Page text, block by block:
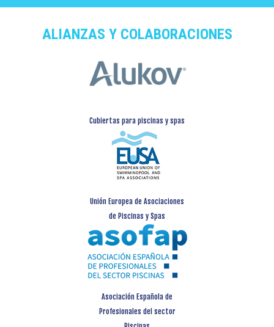
ALIANZAS Y COLABORACIONES
Cubiertas para piscinas y spas
Unión Europea de Asociaciones
de Piscinas y Spas
Asociación Española de
Profesionales del sector